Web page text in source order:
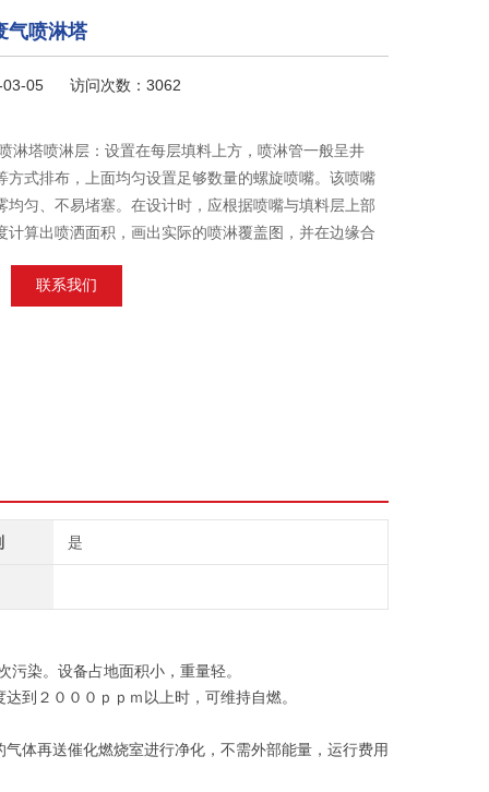
气喷淋塔
03-05 访问次数：3062
淋塔喷淋层：设置在每层填料上方，喷淋管一般呈井
方式排布，上面均匀设置足够数量的螺旋喷嘴。该喷嘴
均匀、不易堵塞。在设计时，应根据喷嘴与填料层上部
计算出喷洒面积，画出实际的喷淋覆盖图，并在边缘合
联系我们
是
染。设备占地面积小，重量轻。
到２０００ｐｐｍ以上时，可维持自燃。
体再送催化燃烧室进行净化，不需外部能量，运行费用